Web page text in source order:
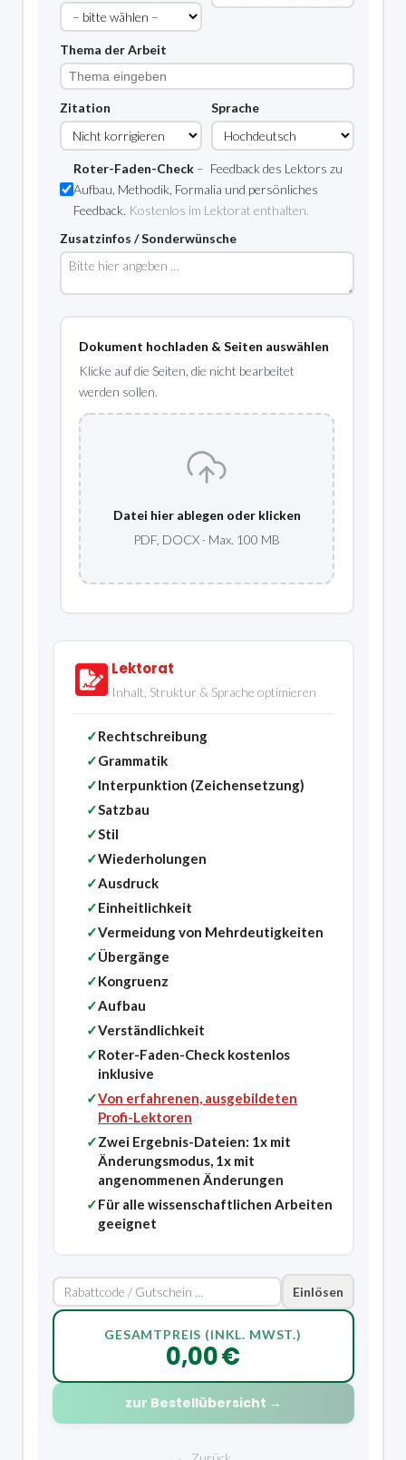
Thema der Arbeit
Zitation Sprache
Roter-Faden-Check– Feedback des Lektors zu
Aufbau, Methodik, Formalia und persönliches
Feedback. Kostenlos im Lektorat enthalten.
Zusatzinfos / Sonderwünsche
Dokument hochladen & Seiten auswählen
Klicke auf die Seiten, die nicht bearbeitet
werden sollen.
Datei hier ablegen oder klicken
PDF, DOCX · Max. 100 MB
Lektorat
Inhalt, Struktur & Sprache optimieren
✓Rechtschreibung
✓Grammatik
✓Interpunktion (Zeichensetzung)
✓Satzbau
✓Stil
✓Wiederholungen
✓Ausdruck
✓Einheitlichkeit
✓Vermeidung von Mehrdeutigkeiten
✓Übergänge
✓Kongruenz
✓Aufbau
✓Verständlichkeit
✓Roter-Faden-Check kostenlos
inklusive
✓Von erfahrenen, ausgebildeten
Profi-Lektoren
✓Zwei Ergebnis-Dateien: 1x mit
Änderungsmodus, 1x mit
angenommenen Änderungen
✓Für alle wissenschaftlichen Arbeiten
geeignet
Einlösen
GESAMTPREIS (INKL. MWST.)
0,00 €
zur Bestellübersicht →